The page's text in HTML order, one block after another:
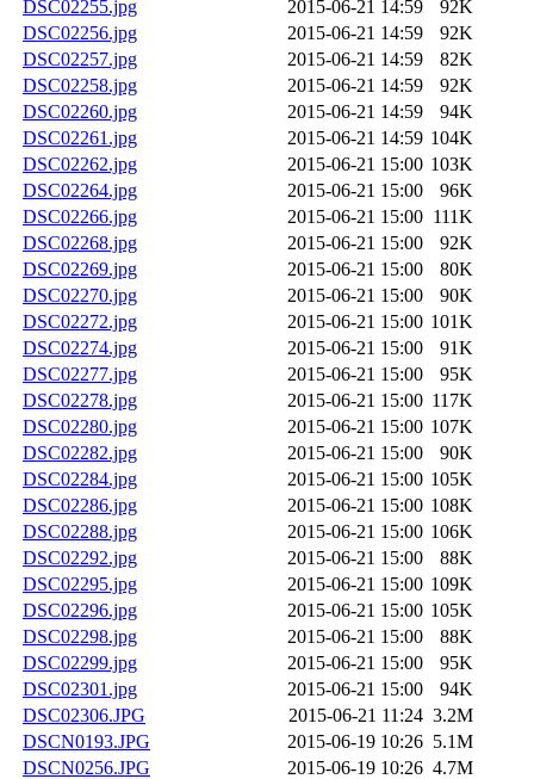
DSC02255.jpg 2015-06-21 14:59
92K
DSC02256.jpg
2015-06-21 14:59
92K
DSC02257.jpg
2015-06-21 14:59
82K
DSC02258.jpg
2015-06-21 14:59
92K
DSC02260.jpg
2015-06-21 14:59
94K
DSC02261.jpg
2015-06-21 14:59 104K
DSC02262.jpg
2015-06-21 15:00 103K
DSC02264.jpg
2015-06-21 15:00
96K
DSC02266.jpg
2015-06-21 15:00 111K
DSC02268.jpg
2015-06-21 15:00
92K
DSC02269.jpg
2015-06-21 15:00
80K
DSC02270.jpg
2015-06-21 15:00
90K
DSC02272.jpg
2015-06-21 15:00 101K
DSC02274.jpg
2015-06-21 15:00
91K
DSC02277.jpg
2015-06-21 15:00
95K
DSC02278.jpg
2015-06-21 15:00 117K
DSC02280.jpg
2015-06-21 15:00 107K
DSC02282.jpg
2015-06-21 15:00
90K
DSC02284.jpg
2015-06-21 15:00 105K
DSC02286.jpg
2015-06-21 15:00 108K
DSC02288.jpg
2015-06-21 15:00 106K
DSC02292.jpg
2015-06-21 15:00
88K
DSC02295.jpg
2015-06-21 15:00 109K
DSC02296.jpg
2015-06-21 15:00 105K
DSC02298.jpg
2015-06-21 15:00
88K
DSC02299.jpg
2015-06-21 15:00
95K
DSC02301.jpg
2015-06-21 15:00
94K
DSC02306.JPG
2015-06-21 11:24 3.2M
DSCN0193.JPG
2015-06-19 10:26 5.1M
DSCN0256.JPG
2015-06-19 10:26 4.7M